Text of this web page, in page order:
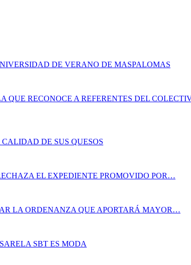
DE VERANO DE MASPALOMAS
RECONOCE A REFERENTES DEL
DE SUS QUESOS
EL EXPEDIENTE PROMOVIDO POR…
LA ORDENANZA QUE APORTARÁ MAYOR…
SBT ES MODA